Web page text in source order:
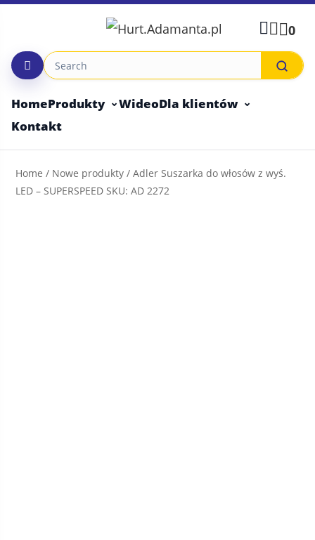
Skip
0
HomeProdukty WideoDla klientów
Kontakt
Home / Nowe produkty / Adler Suszarka do włosów z wyś.
LED – SUPERSPEED SKU: AD 2272